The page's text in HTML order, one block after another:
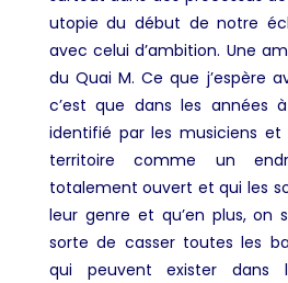
utopie du début de notre
avec celui d’ambition. Une
du Quai M. Ce que j’espère
c’est que dans les années
identifié par les musiciens et
territoire comme un
totalement ouvert et qui les
leur genre et qu’en plus, on
sorte de casser toutes les
qui peuvent exister dans